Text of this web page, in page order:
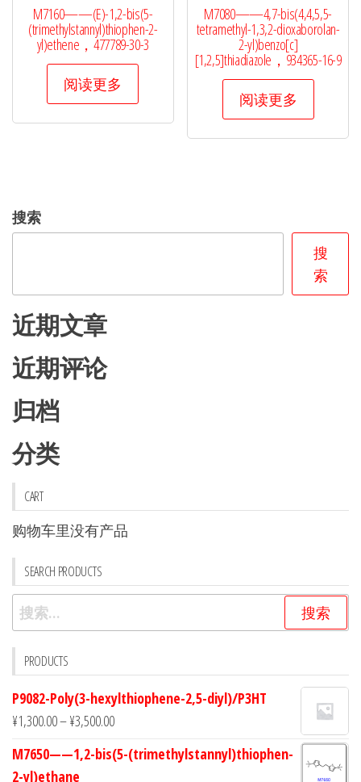
M7160——(E)-1,2-bis(5-
(trimethylstannyl)thiophen-2-
yl)ethene，477789-30-3
阅读更多
M7080——4,7-bis(4,4,5,5-
tetramethyl-1,3,2-dioxaborolan-
2-yl)benzo[c]
[1,2,5]thiadiazole，934365-16-9
阅读更多
搜索
搜
索
近期文章
近期评论
归档
分类
CART
购物车里没有产品
SEARCH PRODUCTS
搜
索：
PRODUCTS
P9082-Poly(3-hexylthiophene-2,5-diyl)/P3HT
¥1,300.00–¥3,500.00
M7650——1,2-bis(5-(trimethylstannyl)thiophen-
2-yl)ethane